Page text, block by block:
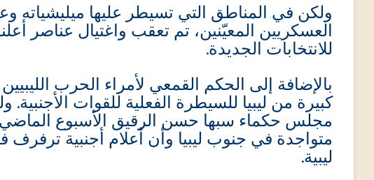
ولكن في المناطق التي تسيطر عليها ميليشياته
العسكريين المعيّنين، تم تعقب واغتيال عناصر
للانتخابات الجديدة.
بالإضافة إلى الحكم القمعي لأمراء الحرب
كبيرة من ليبيا للسيطرة الفعلية للقوات
مجلس حكماء سبها حسن الرقيق الأسبوع
متواجدة في جنوب ليبيا وأن أعلام أجنبية
ليبية.